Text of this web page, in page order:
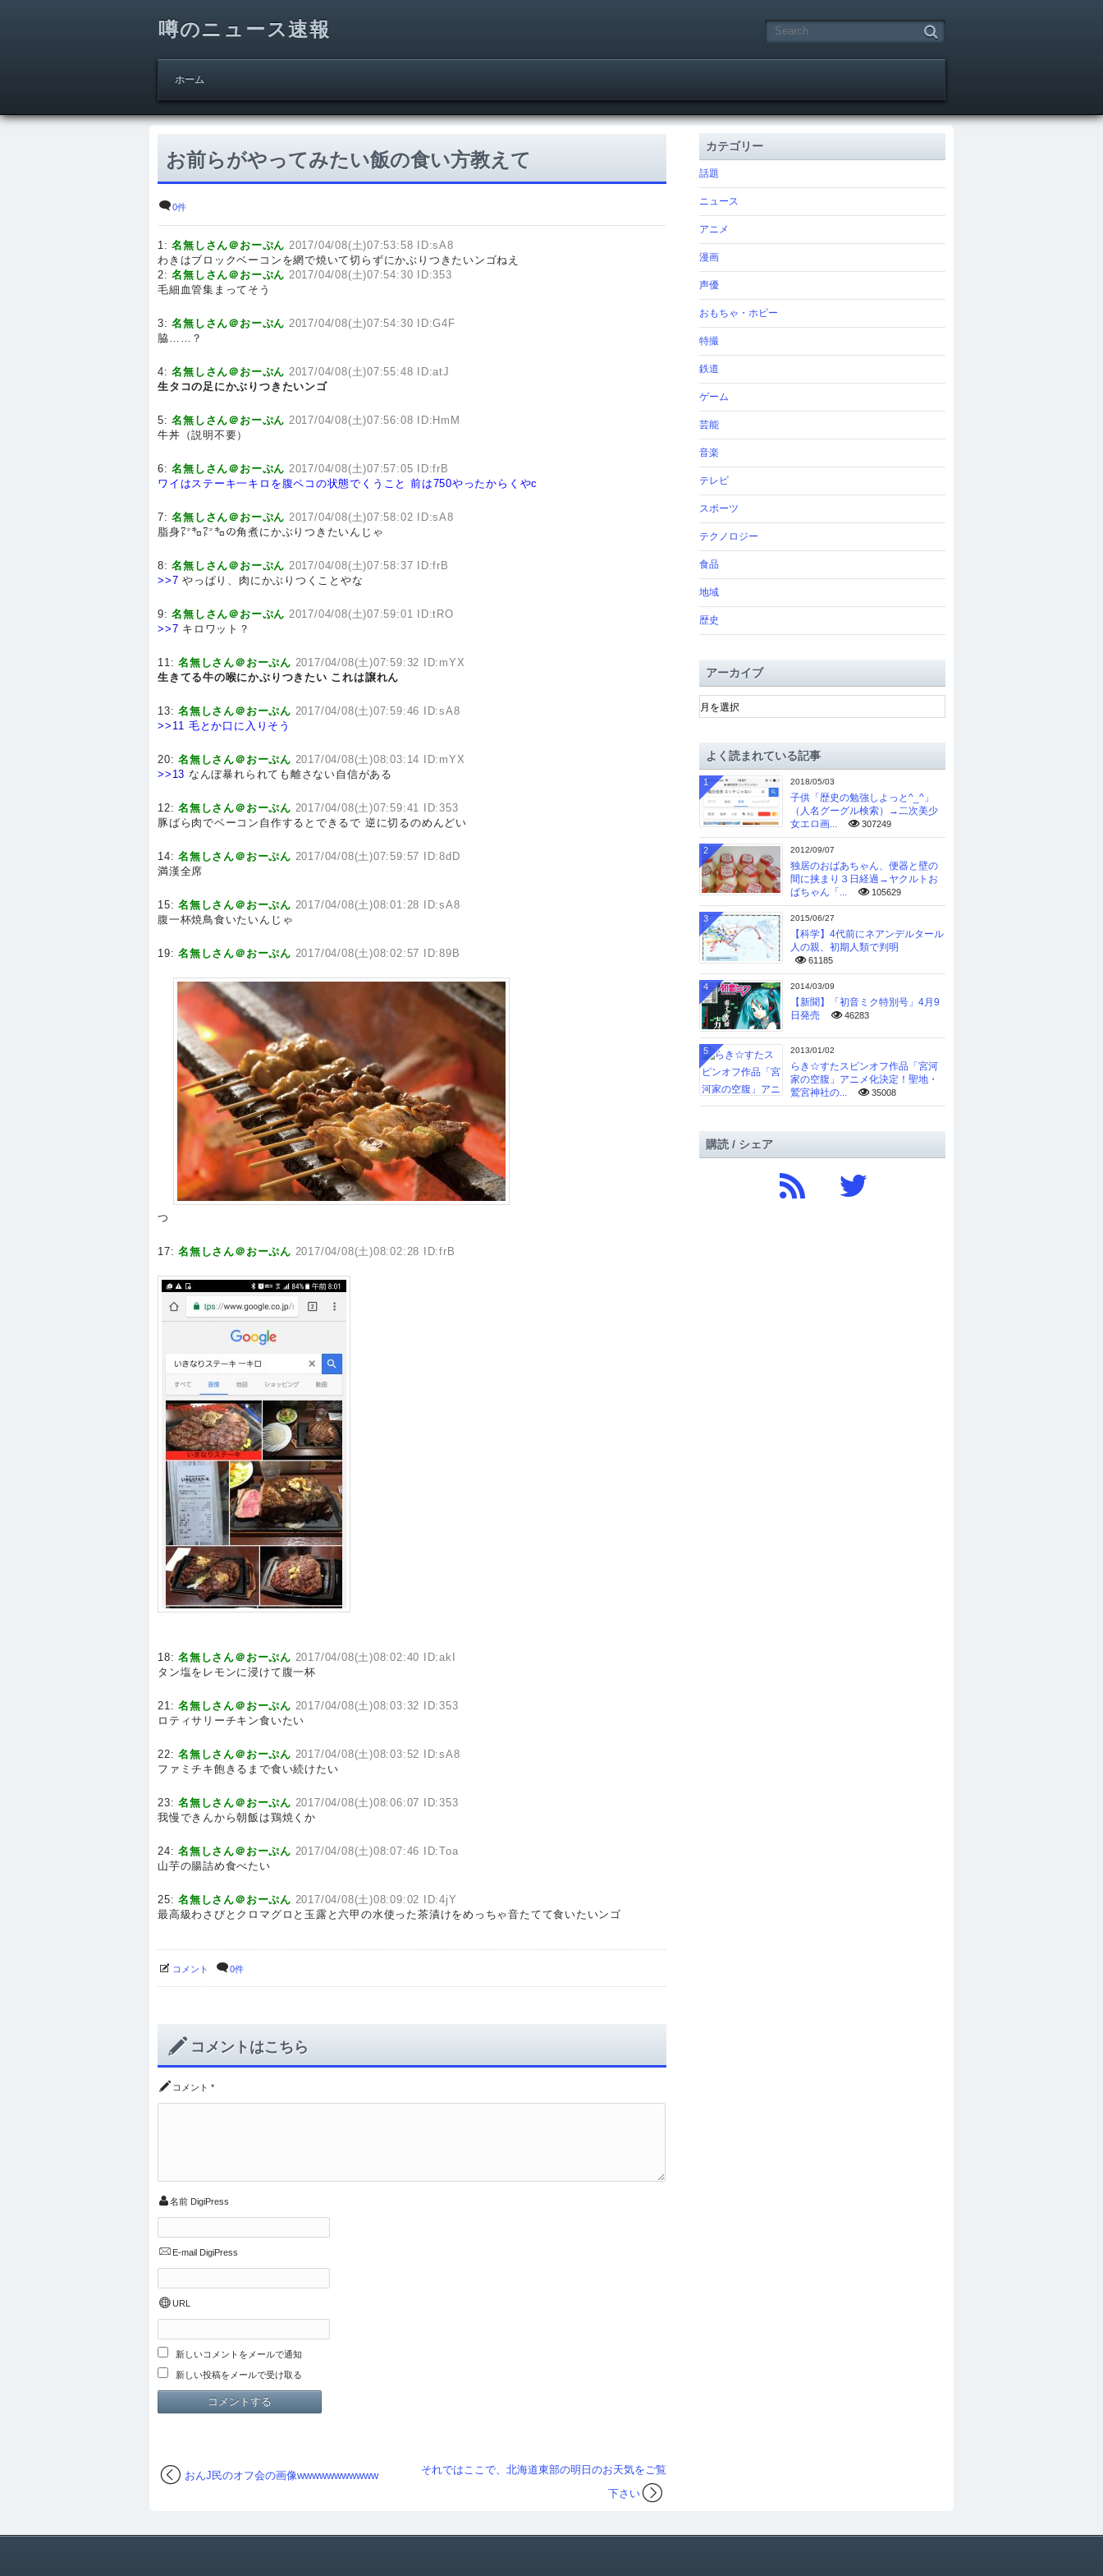
噂のニュース速報
ホーム
お前らがやってみたい飯の食い方教えて
0件
1:名無しさん＠おーぷん 2017/04/08(土)07:53:58 ID:sA8
わきはブロックベーコンを網で焼いて切らずにかぶりつきたいンゴねえ
2:名無しさん＠おーぷん 2017/04/08(土)07:54:30 ID:353
毛細血管集まってそう
3:名無しさん＠おーぷん 2017/04/08(土)07:54:30 ID:G4F
脇……？
4:名無しさん＠おーぷん 2017/04/08(土)07:55:48 ID:atJ
生タコの足にかぶりつきたいンゴ
5:名無しさん＠おーぷん 2017/04/08(土)07:56:08 ID:HmM
牛丼（説明不要）
6:名無しさん＠おーぷん 2017/04/08(土)07:57:05 ID:frB
ワイはステーキ一キロを腹ペコの状態でくうこと 前は750やったからくやc
7:名無しさん＠おーぷん 2017/04/08(土)07:58:02 ID:sA8
脂身㍗㌔㍗㌔の角煮にかぶりつきたいんじゃ
8:名無しさん＠おーぷん 2017/04/08(土)07:58:37 ID:frB
>>7 やっぱり、肉にかぶりつくことやな
9:名無しさん＠おーぷん 2017/04/08(土)07:59:01 ID:tRO
>>7 キロワット？
11:名無しさん＠おーぷん 2017/04/08(土)07:59:32 ID:mYX
生きてる牛の喉にかぶりつきたい これは譲れん
13:名無しさん＠おーぷん 2017/04/08(土)07:59:46 ID:sA8
>>11 毛とか口に入りそう
20:名無しさん＠おーぷん 2017/04/08(土)08:03:14 ID:mYX
>>13 なんぼ暴れられても離さない自信がある
12:名無しさん＠おーぷん 2017/04/08(土)07:59:41 ID:353
豚ばら肉でベーコン自作するとできるで 逆に切るのめんどい
14:名無しさん＠おーぷん 2017/04/08(土)07:59:57 ID:8dD
満漢全席
15:名無しさん＠おーぷん 2017/04/08(土)08:01:28 ID:sA8
腹一杯焼鳥食いたいんじゃ
19:名無しさん＠おーぷん 2017/04/08(土)08:02:57 ID:89B
つ
17:名無しさん＠おーぷん 2017/04/08(土)08:02:28 ID:frB
18:名無しさん＠おーぷん 2017/04/08(土)08:02:40 ID:akI
タン塩をレモンに浸けて腹一杯
21:名無しさん＠おーぷん 2017/04/08(土)08:03:32 ID:353
ロティサリーチキン食いたい
22:名無しさん＠おーぷん 2017/04/08(土)08:03:52 ID:sA8
ファミチキ飽きるまで食い続けたい
23:名無しさん＠おーぷん 2017/04/08(土)08:06:07 ID:353
我慢できんから朝飯は鶏焼くか
24:名無しさん＠おーぷん 2017/04/08(土)08:07:46 ID:Toa
山芋の腸詰め食べたい
25:名無しさん＠おーぷん 2017/04/08(土)08:09:02 ID:4jY
最高級わさびとクロマグロと玉露と六甲の水使った茶漬けをめっちゃ音たてて食いたいンゴ
コメント 0件
コメントはこちら
コメント *
名前 DigiPress
E-mail DigiPress
URL
新しいコメントをメールで通知
新しい投稿をメールで受け取る
それではここで、北海道東部の明日のお天気をご覧
下さい
おんJ民のオフ会の画像wwwwwwwwwww
カテゴリー
話題
ニュース
アニメ
漫画
声優
おもちゃ・ホビー
特撮
鉄道
ゲーム
芸能
音楽
テレビ
スポーツ
テクノロジー
食品
地域
歴史
アーカイブ
ア
ー
ブよく読まれている記事
2018/05/03
子供「歴史の勉強しよっと^_^」
（人名グーグル検索）→二次美少
女エロ画...
307249
1
2012/09/07
独居のおばあちゃん、便器と壁の
間に挟まり３日経過→ヤクルトお
ばちゃん「...
105629
2
2015/06/27
【科学】4代前にネアンデルタール
人の親、初期人類で判明
61185
3
2014/03/09
【新聞】「初音ミク特別号」4月9
日発売
46283
4
2013/01/02
らき☆すたスピンオフ作品「宮河
家の空腹」アニメ化決定！聖地・
鷲宮神社の...
35008
5
購読 / シェア